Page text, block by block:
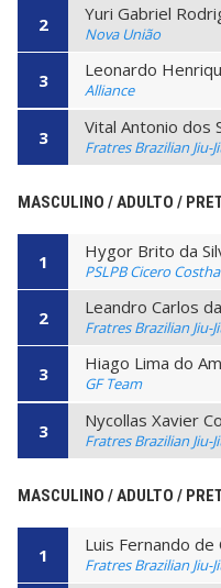
2 Yuri Gabriel
Nova União
3 Leonardo
Alliance
3 Vital Antonio dos
Fratres Brazilian Jiu-
MASCULINO / ADULTO /
1 Hygor Brito da
PSLPB Cicero Costha
2 Leandro Carlos
Fratres Brazilian Jiu-
3 Hiago Lima do
GF Team
3 Nycollas Xavier
Fratres Brazilian Jiu-
MASCULINO / ADULTO /
1 Luis Fernando de
Fratres Brazilian Jiu-